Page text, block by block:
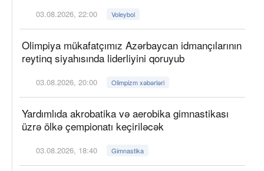
03.08.2026, 22:00 Voleybol
Olimpiya mükafatçımız Azərbaycan idmançılarının
reytinq siyahısında liderliyini qoruyub
03.08.2026, 20:00 Olimpizm xəbərləri
Yardımlıda akrobatika və aerobika gimnastikası
üzrə ölkə çempionatı keçiriləcək
03.08.2026, 18:40 Gimnastika